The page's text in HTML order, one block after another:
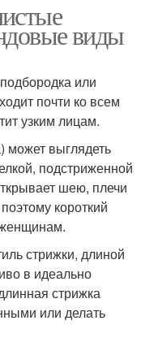
виды
или
почти ко всем
узким лицам.
может выглядеть
подстриженной
шею, плечи
короткий
стрижки, длиной
в идеально
стрижка
или делать